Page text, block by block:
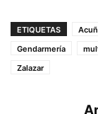
ETIQUETAS
Gendarmería
Zalazar